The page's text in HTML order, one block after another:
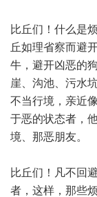
比丘们！什么是
丘如理省察而避
牛，避开凶恶的
崖、沟池、污水
不当行境，亲近
于恶的状态者，
境、那恶朋友。
比丘们！凡不回
者，这样，那些